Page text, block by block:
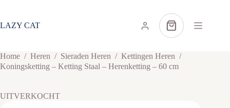
de
LAZY CAT Winkelwagen
Home / Heren / Sieraden Heren / Kettingen Heren /
Koningsketting – Ketting Staal – Herenketting – 60 cm
UITVERKOCHT